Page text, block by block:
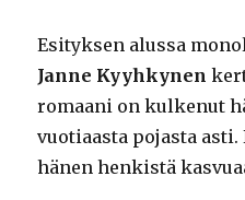
Esityksen alussa
Janne Kyyhkynen
romaani on kulkenut
vuotiaasta pojasta
hänen henkistä